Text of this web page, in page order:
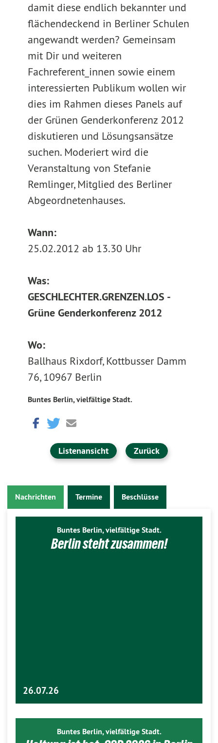
damit diese endlich bekannter und
flächendeckend in Berliner Schulen
angewandt werden? Gemeinsam
mit Dir und weiteren
Fachreferent_innen sowie einem
interessierten Publikum wollen wir
dies im Rahmen dieses Panels auf
der Grünen Genderkonferenz 2012
diskutieren und Lösungsansätze
suchen. Moderiert wird die
Veranstaltung von Stefanie
Remlinger, Mitglied des Berliner
Abgeordnetenhauses.
Wann:
25.02.2012 ab 13.30 Uhr
Was:
GESCHLECHTER.GRENZEN.LOS -
Grüne Genderkonferenz 2012
Wo:
Ballhaus Rixdorf, Kottbusser Damm
76, 10967 Berlin
Buntes Berlin, vielfältige Stadt.
Listenansicht Zurück
Nachrichten Termine Beschlüsse
Buntes Berlin, vielfältige Stadt.
Berlin steht zusammen!
26.07.26
Buntes Berlin, vielfältige Stadt.